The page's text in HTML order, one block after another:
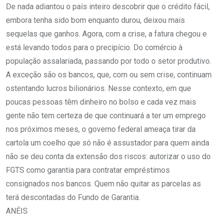
De nada adiantou o país inteiro descobrir que o crédito fácil,
embora tenha sido bom enquanto durou, deixou mais
sequelas que ganhos. Agora, com a crise, a fatura chegou e
está levando todos para o precipício. Do comércio à
população assalariada, passando por todo o setor produtivo.
A exceção são os bancos, que, com ou sem crise, continuam
ostentando lucros bilionários. Nesse contexto, em que
poucas pessoas têm dinheiro no bolso e cada vez mais
gente não tem certeza de que continuará a ter um emprego
nos próximos meses, o governo federal ameaça tirar da
cartola um coelho que só não é assustador para quem ainda
não se deu conta da extensão dos riscos: autorizar o uso do
FGTS como garantia para contratar empréstimos
consignados nos bancos. Quem não quitar as parcelas as
terá descontadas do Fundo de Garantia.
ANÉIS